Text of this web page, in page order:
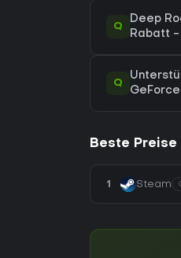
Q
Deep
Rabatt -
Q
Beste
1 Steam